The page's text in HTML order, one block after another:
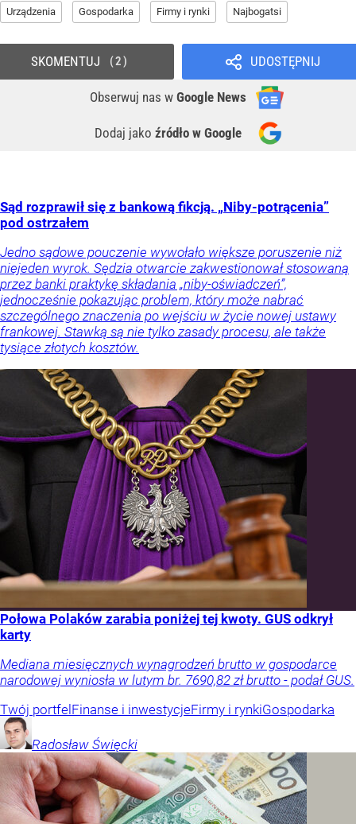
Urządzenia Gospodarka Firmy i rynki Najbogatsi
UDOSTĘPNIJ
Obserwuj nas w Google News
Dodaj jako źródło w Google
SKOMENTUJ 2
Sąd rozprawił się z bankową fikcją. „Niby-potrącenia”
pod ostrzałem
Jedno sądowe pouczenie wywołało większe poruszenie niż
niejeden wyrok. Sędzia otwarcie zakwestionował stosowaną
przez banki praktykę składania „niby-oświadczeń”,
jednocześnie pokazując problem, który może nabrać
szczególnego znaczenia po wejściu w życie nowej ustawy
frankowej. Stawką są nie tylko zasady procesu, ale także
tysiące złotych kosztów.
Połowa Polaków zarabia poniżej tej kwoty. GUS odkrył
karty
Mediana miesięcznych wynagrodzeń brutto w gospodarce
narodowej wyniosła w lutym br. 7690,82 zł brutto - podał GUS.
Twój portfelFinanse i inwestycjeFirmy i rynkiGospodarka
Radosław Święcki